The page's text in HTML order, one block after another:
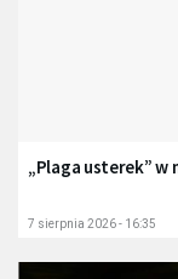
„Plaga usterek” w
7 sierpnia 2026 - 16:35